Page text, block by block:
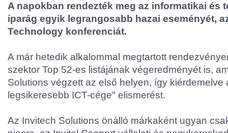
A napokban rendezték meg az informatikai és
iparág egyik legrangosabb hazai eseményét,
Technology konferenciát.
A már hetedik alkalommal megtartott
szektor Top 52-es listájának végeredményét is,
Solutions végzett az első helyen, így kiérdemelve
legsikeresebb ICT-cége" elismerést.
Az Invitech Solutions önálló márkaként ugyan